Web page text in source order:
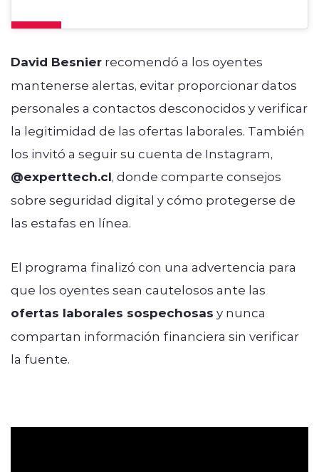
David Besnier recomendó a los oyentes
mantenerse alertas, evitar proporcionar datos
personales a contactos desconocidos y verificar
la legitimidad de las ofertas laborales. También
los invitó a seguir su cuenta de Instagram,
@experttech.cl, donde comparte consejos
sobre seguridad digital y cómo protegerse de
las estafas en línea.
El programa finalizó con una advertencia para
que los oyentes sean cautelosos ante las
ofertas laborales sospechosas y nunca
compartan información financiera sin verificar
la fuente.